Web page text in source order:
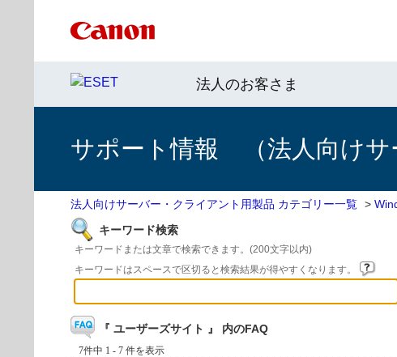
法人のお客さま
サポート情報 （法人向けサ
法人向けサーバー・クライアント用製品 カテゴリー一覧 >
キーワード検索
キーワードまたは文章で検索できます。(200文字以内)
キーワードはスペースで区切ると検索結果が得やすくなります。
『 ユーザーズサイト 』 内のFAQ
7件中 1 - 7 件を表示